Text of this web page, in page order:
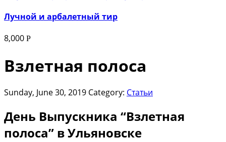
Лучной и арбалетный тир
8,000 Р
Взлетная полоса
Sunday, June 30, 2019 Category: Статьи
День Выпускника “Взлетная
полоса” в Ульяновске